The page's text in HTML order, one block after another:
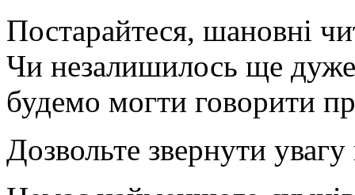
Постарайтеся, шановні
Чи незалишилось ще дуже
будемо могти говорити
Дозвольте звернути